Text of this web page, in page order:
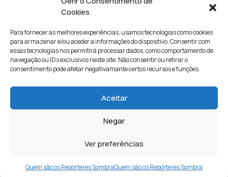
Cookies
Para fornecer as melhores experiências, usamos tecnologias como cookies
para armazenar e/ou aceder a informações do dispositivo. Consentir com
essas tecnologias nos permitirá processar dados, como comportamento de
navegação ou IDs exclusivos neste site. Não consentir ou retirar o
consentimento pode afetar negativamante certos recursos e funções.
Aceitar
Negar
Ver preferências
Quem são os Repórteres SombraQuem são os Repórteres Sombra
Ciências e Tecnologia
Quem Somos Contactos